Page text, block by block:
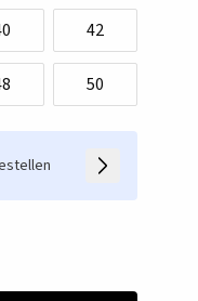
42
50